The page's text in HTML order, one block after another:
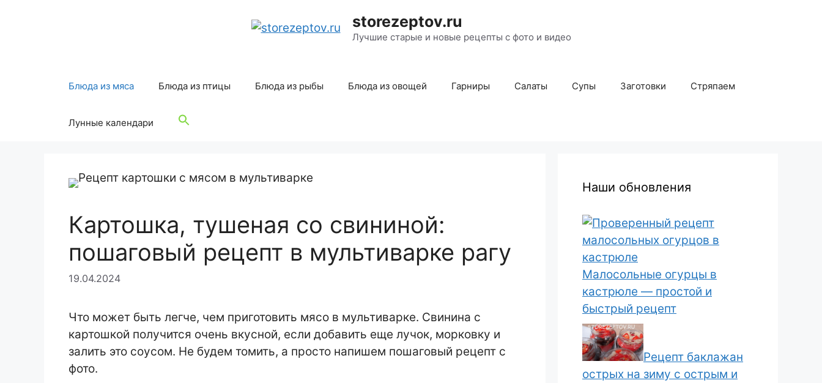
storezeptov.ru
Лучшие старые и новые рецепты с фото и видео
Блюда из мяса Блюда из птицы Блюда из рыбы Блюда из овощей Гарниры Салаты Супы Заготовки Стряпаем
Лунные календари
Картошка, тушеная со свининой:
пошаговый рецепт в мультиварке рагу
19.04.2024
Что может быть легче, чем приготовить мясо в мультиварке. Свинина с
картошкой получится очень вкусной, если добавить еще лучок, морковку и
залить это соусом. Не будем томить, а просто напишем пошаговый рецепт с
фото.
Наши обновления
Малосольные огурцы в
кастрюле — простой и
быстрый рецепт
Рецепт баклажан
острых на зиму с острым и